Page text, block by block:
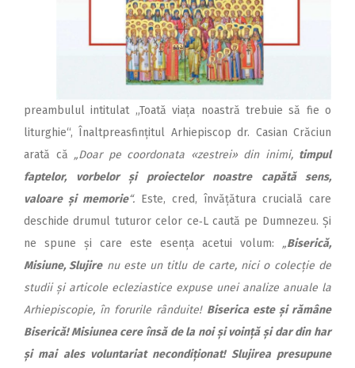
preambulul intitulat „Toată viața noastră trebuie să fie o
liturghie“, Înaltpreasfințitul Arhiepiscop dr. Casian Crăciun
arată că „Doar pe coordonata «zestrei» din inimi, timpul
fap­telor, vorbelor și pro­iectelor noastre capătă sens,
valoare și memorie“. Este, cred, învățătura crucială care
deschide drumul tuturor celor ce‑L caută pe Dumnezeu. Și
ne spune și care este esența acetui volum: „Biserică,
Misiune, Slujirenu este un titlu de carte, nici o colecție de
studii și articole ecleziastice expuse unei analize anuale la
Arhiepiscopie, în forurile rânduite! Biserica este și rămâne
Biserică! Misiunea cere însă de la noi și voință și dar din har
și mai ales voluntariat necondiționat! Slujirea presupune